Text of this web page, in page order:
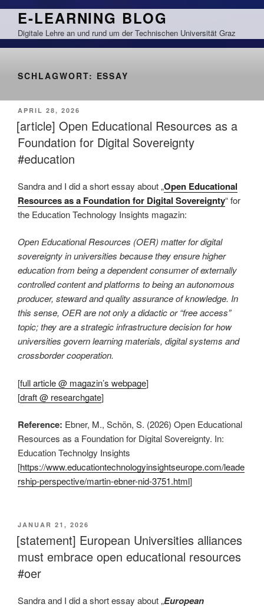
Zum
springen
E-LEARNING BLOG
Digitale Lehre an und rund um der Technischen Universität Graz
SCHLAGWORT: ESSAY
VERÖFFENTLICHT
AM
APRIL 28, 2026
[article] Open Educational Resources as a
Foundation for Digital Sovereignty
#education
Sandra and I did a short essay about „Open Educational
Resources as a Foundation for Digital Sovereignty“ for
the Education Technology Insights magazin:
Open Educational Resources (OER) matter for digital
sovereignty in universities because they ensure higher
education from being a dependent consumer of externally
controlled content and platforms to being an autonomous
producer, steward and quality assurance of knowledge. In
this sense, OER are not only a didactic or “free access”
topic; they are a strategic infrastructure decision for how
universities govern learning materials, digital systems and
crossborder cooperation.
[full article @ magazin’s webpage]
[draft @ researchgate]
Reference: Ebner, M., Schön, S. (2026) Open Educational
Resources as a Foundation for Digital Sovereignty. In:
Education Technolgy Insights
[https://www.educationtechnologyinsightseurope.com/leade
rship-perspective/martin-ebner-nid-3751.html]
VERÖFFENTLICHT
AM
JANUAR 21, 2026
[statement] European Universities alliances
must embrace open educational resources
#oer
Sandra and I did a short essay about „European